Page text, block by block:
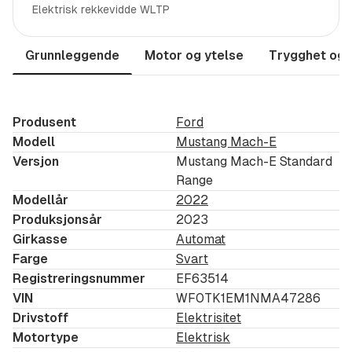
- Filholderassistent
- DAB
- Apple Car Play og Android Auto
- Ford Pass APP for forvarming
- Oppvarmet ratt og frontrute
- KeylessGO nøkkelfri adkomst og start
- Trødlås lader til mobil
- LED kjørelys og LED baklys
- Sommer og Vinterhjul
Elektrisk rekkevidde WLTP
Grunnleggende Motor og ytelse Trygghet og
Produsent
Ford
Modell
Mustang Mach-E
Versjon
Mustang Mach-E Standard
Range
Modellår
2022
Produksjonsår
2023
Girkasse
Automat
Farge
Svart
Registreringsnummer
EF63514
VIN
WF0TK1EM1NMA47286
Drivstoff
Elektrisitet
Motortype
Elektrisk